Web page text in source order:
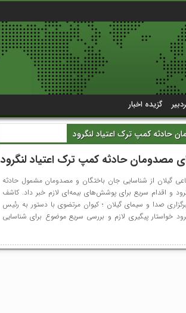
گزیده اخبار
حادثه کمپ ترک اعتیاد لنگرود
مصدومان حادثه کمپ ترک اعتیاد لنگرود
گیلان از شناسایی جان باختگان و مصدومان مشمول حادثه
و اقدام سریع برای پوشش‌های بیمه‌ای لازم خبر داد. کاشف
صدا و سیمای گیلان ؛ کیوان مرتضوی با دستور به رئیس
خواستار پیگیری لازم و بررسی سریع موضوع برای شناسایی